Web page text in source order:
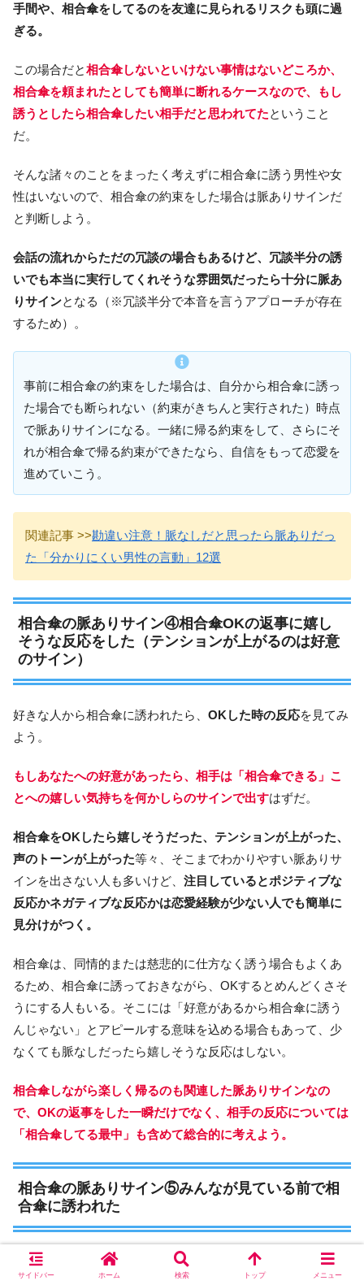
手間や、相合傘をしてるのを友達に見られるリスクも頭に過
ぎる。
この場合だと相合傘しないといけない事情はないどころか、
相合傘を頼まれたとしても簡単に断れるケースなので、もし
誘うとしたら相合傘したい相手だと思われてたということ
だ。
そんな諸々のことをまったく考えずに相合傘に誘う男性や女
性はいないので、相合傘の約束をした場合は脈ありサインだ
と判断しよう。
会話の流れからただの冗談の場合もあるけど、冗談半分の誘
いでも本当に実行してくれそうな雰囲気だったら十分に脈あ
りサインとなる（※冗談半分で本音を言うアプローチが存在
するため）。
事前に相合傘の約束をした場合は、自分から相合傘に誘っ
た場合でも断られない（約束がきちんと実行された）時点
で脈ありサインになる。一緒に帰る約束をして、さらにそ
れが相合傘で帰る約束ができたなら、自信をもって恋愛を
進めていこう。
関連記事 >>勘違い注意！脈なしだと思ったら脈ありだっ
た「分かりにくい男性の言動」12選
相合傘の脈ありサイン④相合傘OKの返事に嬉し
そうな反応をした（テンションが上がるのは好意
のサイン）
好きな人から相合傘に誘われたら、 OKした時の反応を見てみ
よう。
もしあなたへの好意があったら、相手は「相合傘できる」こ
とへの嬉しい気持ちを何かしらのサインで出すはずだ。
相合傘をOKしたら嬉しそうだった、テンションが上がった、
声のトーンが上がった等々、そこまでわかりやすい脈ありサ
インを出さない人も多いけど、 注目しているとポジティブな
反応かネガティブな反応かは恋愛経験が少ない人でも簡単に
見分けがつく。
相合傘は、同情的または慈悲的に仕方なく誘う場合もよくあ
るため、相合傘に誘っておきながら、OKするとめんどくさそ
うにする人もいる。そこには「好意があるから相合傘に誘う
んじゃない」とアピールする意味を込める場合もあって、少
なくても脈なしだったら嬉しそうな反応はしない。
相合傘しながら楽しく帰るのも関連した脈ありサインなの
で、OKの返事をした一瞬だけでなく、相手の反応については
「相合傘してる最中」も含めて総合的に考えよう。
相合傘の脈ありサイン⑤みんなが見ている前で相
合傘に誘われた
好きな人と相合傘することになったら、「どんな状況で誘わ
サイドバー ホーム 検索 トップ メニュー